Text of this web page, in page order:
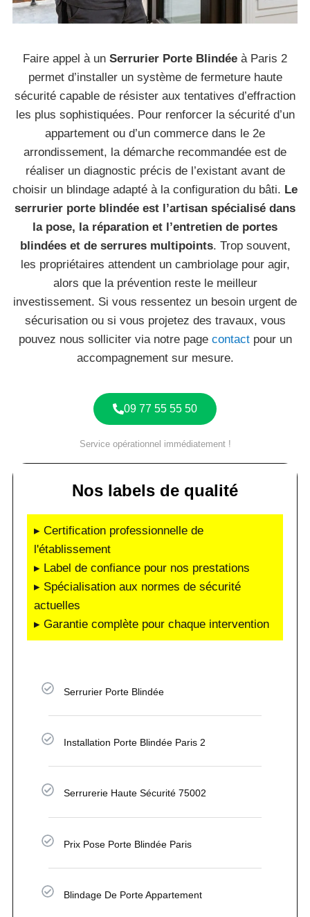
Faire appel à un Serrurier Porte Blindée à Paris 2
permet d’installer un système de fermeture haute
sécurité capable de résister aux tentatives d’effraction
les plus sophistiquées. Pour renforcer la sécurité d’un
appartement ou d’un commerce dans le 2e
arrondissement, la démarche recommandée est de
réaliser un diagnostic précis de l’existant avant de
choisir un blindage adapté à la configuration du bâti. Le
serrurier porte blindée est l’artisan spécialisé dans
la pose, la réparation et l’entretien de portes
blindées et de serrures multipoints. Trop souvent,
les propriétaires attendent un cambriolage pour agir,
alors que la prévention reste le meilleur
investissement. Si vous ressentez un besoin urgent de
sécurisation ou si vous projetez des travaux, vous
pouvez nous solliciter via notre page contactpour un
accompagnement sur mesure.
09 77 55 55 50
Service opérationnel immédiatement !
Nos labels de qualité
▸ Certification professionnelle de
l'établissement
▸ Label de confiance pour nos prestations
▸ Spécialisation aux normes de sécurité
actuelles
▸ Garantie complète pour chaque intervention
Serrurier Porte Blindée
Installation Porte Blindée Paris 2
Serrurerie Haute Sécurité 75002
Prix Pose Porte Blindée Paris
Blindage De Porte Appartement